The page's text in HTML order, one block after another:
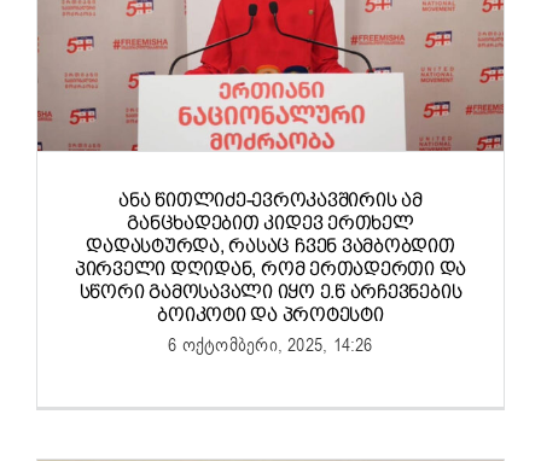
ᲐᲜᲐ ᲬᲘᲗᲚᲘᲫᲔ-ᲔᲕᲠᲝᲙᲐᲕᲨᲘᲠᲘᲡ ᲐᲛ
ᲒᲐᲜᲪᲮᲐᲓᲔᲑᲘᲗ ᲙᲘᲓᲔᲕ ᲔᲠᲗᲮᲔᲚ
ᲓᲐᲓᲐᲡᲢᲣᲠᲓᲐ, ᲠᲐᲡᲐᲪ ᲩᲕᲔᲜ ᲕᲐᲛᲑᲝᲑᲓᲘᲗ
ᲞᲘᲠᲕᲔᲚᲘ ᲓᲦᲘᲓᲐᲜ, ᲠᲝᲛ ᲔᲠᲗᲐᲓᲔᲠᲗᲘ ᲓᲐ
ᲡᲬᲝᲠᲘ ᲒᲐᲛᲝᲡᲐᲕᲐᲚᲘ ᲘᲧᲝ Ე.Წ ᲐᲠᲩᲔᲕᲜᲔᲑᲘᲡ
ᲑᲝᲘᲙᲝᲢᲘ ᲓᲐ ᲞᲠᲝᲢᲔᲡᲢᲘ
6 ოქტომბერი, 2025, 14:26